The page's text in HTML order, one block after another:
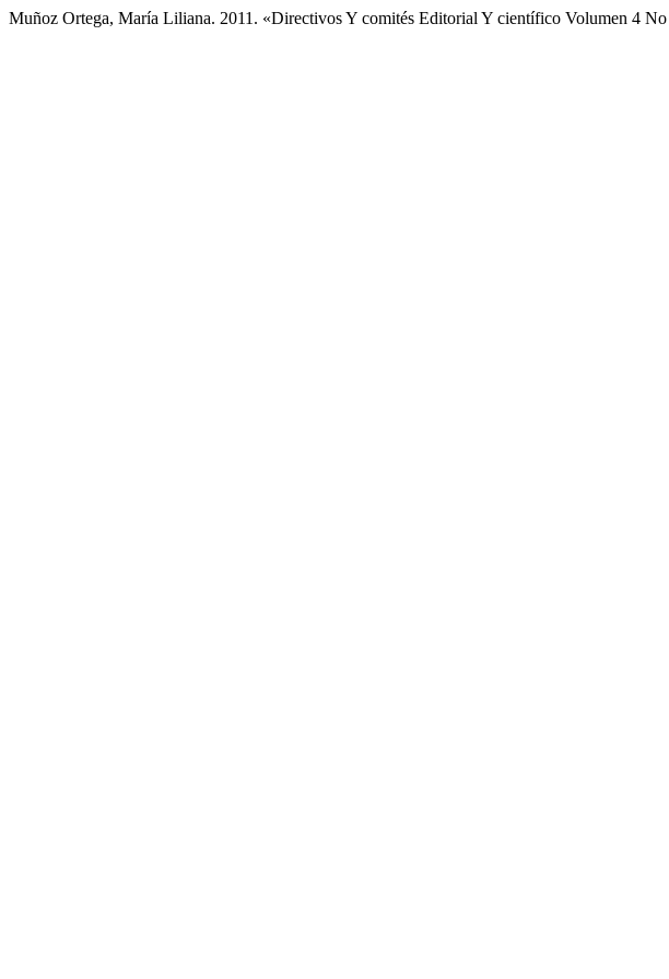
Muñoz Ortega, María Liliana. 2011. «Directivos Y comités Editorial Y científico Volumen 4 No